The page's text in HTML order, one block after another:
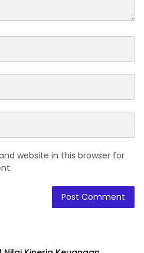
website in this browser for